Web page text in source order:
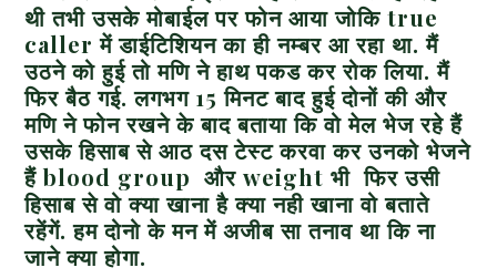
थी तभी उसके मोबाईल पर फोन आया जोकि true
caller में डाईटिशियन का ही नम्बर आ रहा था. मैं
उठने को हुई तो मणि ने हाथ पकड कर रोक लिया. मैं
फिर बैठ गई. लगभग 15 मिनट बाद हुई दोनों की और
मणि ने फोन रखने के बाद बताया कि वो मेल भेज रहे हैं
उसके हिसाब से आठ दस टेस्ट करवा कर उनको भेजने
हैं blood group और weight भी फिर उसी
हिसाब से वो क्या खाना है क्या नही खाना वो बताते
रहेंगें. हम दोनो के मन में अजीब सा तनाव था कि ना
जाने क्या होगा.